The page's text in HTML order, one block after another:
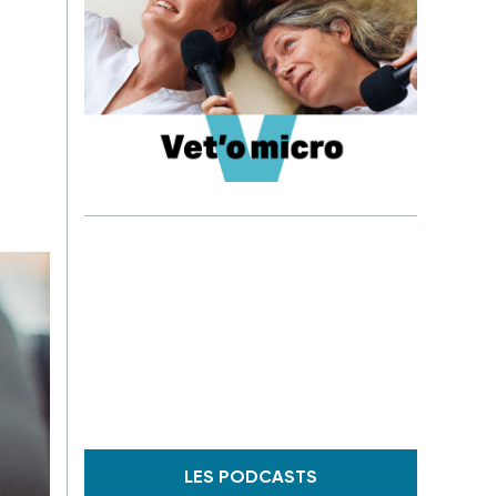
LES PODCASTS